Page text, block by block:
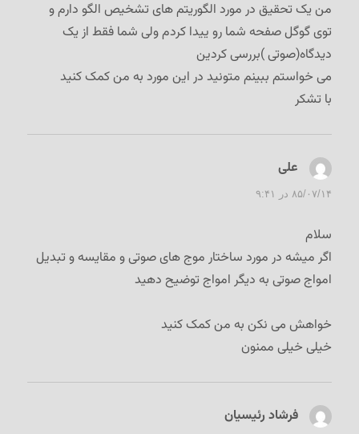
من یک تحقیق در مورد الگوریتم های تشخیص الگو دارم و
توی گوگل صفحه شما رو ییدا کردم ولی شما فقط از یک
دیدگاه(صوتی )بررسی کردین
می خواستم ببینم متونید در این مورد به من کمک کنید
با تشکر
علی
۸۵/۰۷/۱۴ در ۹:۴۱
سلام
اگر میشه در مورد ساختار موج های صوتی و مقایسه و تبدیل
امواج صوتی به دیگر امواج توضیح دهید
خواهش می نکن به من کمک کنید
خیلی خیلی ممنون
فرشاد رئیسیان